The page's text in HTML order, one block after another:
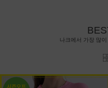
나크에서 가장 많